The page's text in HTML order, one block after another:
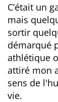
C’était un
mais
sortir
démarqué
athlétique
attiré mon
sens de
vie.